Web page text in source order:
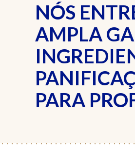
NÓS
AMPLA
PARA